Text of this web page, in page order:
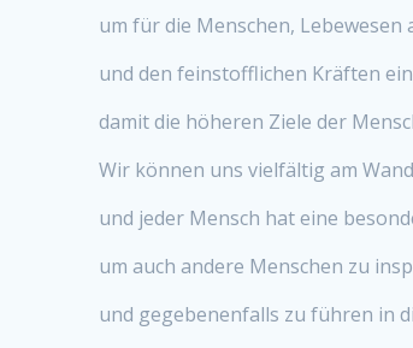
um für die Menschen, Lebewesen
und den feinstofflichen Kräften
damit die höheren Ziele der
Wir können uns vielfältig am
und jeder Mensch hat eine
um auch andere Menschen zu
und gegebenenfalls zu führen in